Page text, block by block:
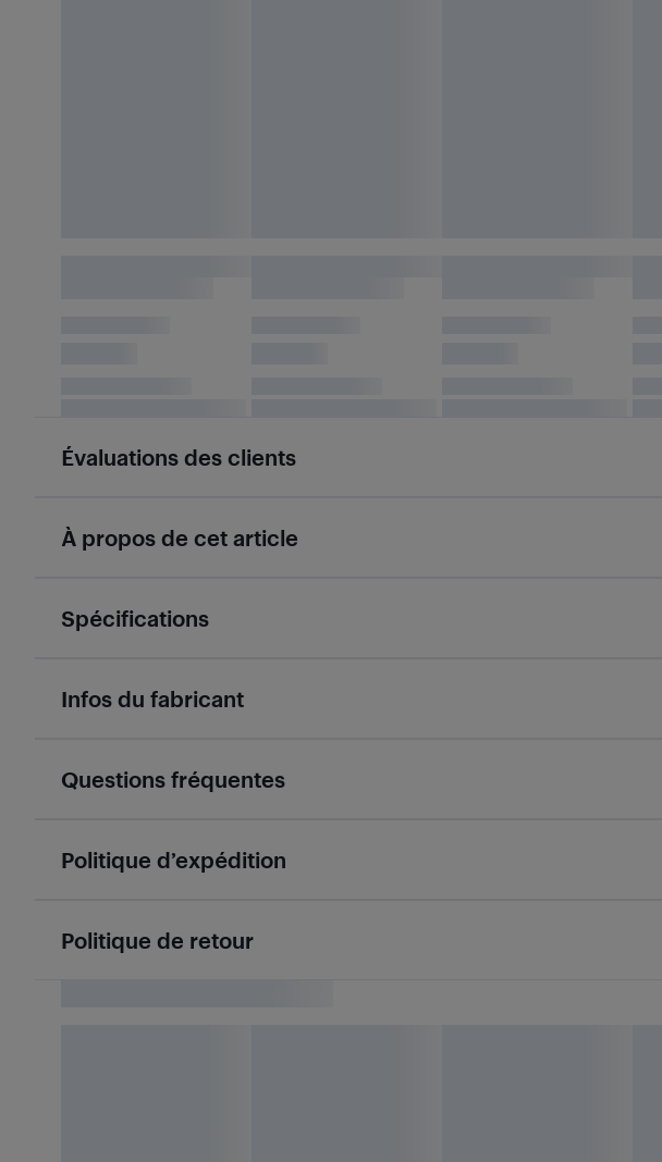
Évaluations des clients
À propos de cet article
Spécifications
Infos du fabricant
Questions fréquentes
Politique d’expédition
Politique de retour